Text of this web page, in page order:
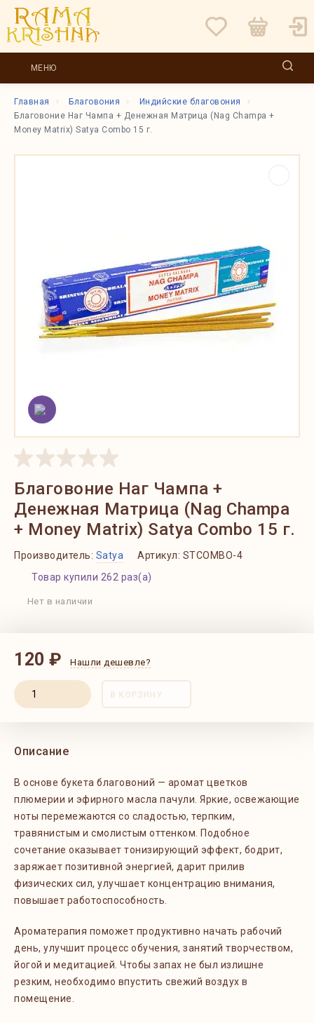
МЕНЮ
Главная Благовония
Индийские благовония
Благовоние Наг Чампа + Денежная Матрица (Nag Champa +
Money Matrix) Satya Combo 15 г.
Благовоние Наг Чампа +
Денежная Матрица (Nag Champa
+ Money Matrix) Satya Combo 15 г.
Производитель: Satya Артикул: STCOMBO-4
Товар купили 262 раз(а)
Нет в наличии
120 ₽ Нашли дешевле?
В КОРЗИНУ
Описание
В основе букета благовоний — аромат цветков
плюмерии и эфирного масла пачули. Яркие, освежающие
ноты перемежаются со сладостью, терпким,
травянистым и смолистым оттенком. Подобное
сочетание оказывает тонизирующий эффект, бодрит,
заряжает позитивной энергией, дарит прилив
физических сил, улучшает концентрацию внимания,
повышает работоспособность.
Ароматерапия поможет продуктивно начать рабочий
день, улучшит процесс обучения, занятий творчеством,
йогой и медитацией. Чтобы запах не был излишне
резким, необходимо впустить свежий воздух в
помещение.